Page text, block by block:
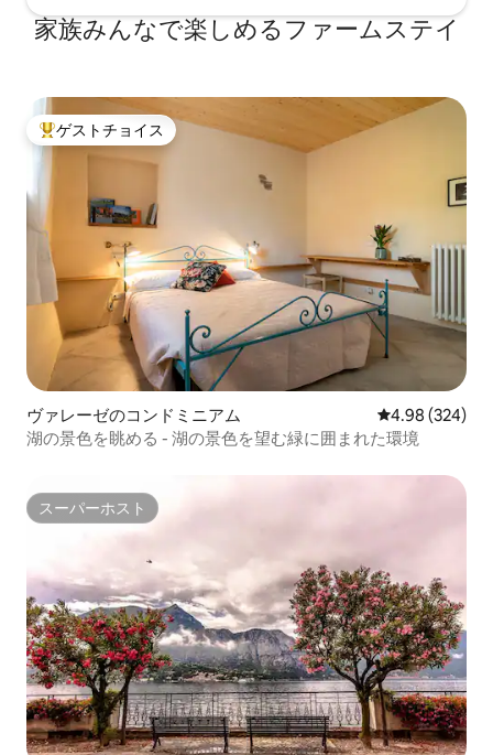
の歴史と伝統への愛、スポーツや山への
情熱、そして新しい人々と交流したいと
何百ものオリーブの木のおかげで、主に
油の生産に捧げられています。 彼らは理
想的な丘の斜面に位置しています。気候
と土の好ましい性質により、イタリア国
内外で高く評価されている高品質のオイ
ルを生産することができます。 メインハ
ウスの近くには、フレンドリーなチベッ
トのヤギや羊もいます
家族みんなで楽しめるファームステイ
大好評のゲストチョイスです。
ゲストチョイス
ヴァレーゼのコンドミニアム レビュー324
4.98 (324)
湖の景色を眺める - 湖の景色を望む緑に囲まれた環境
スーパーホスト
スーパーホスト